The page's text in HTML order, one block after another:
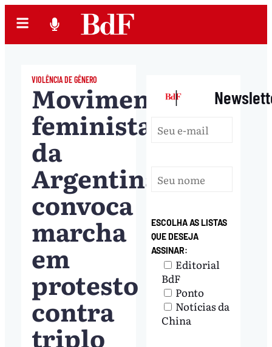
VIOLÊNCIA DE GÊNERO
Movimento
feminista
da
Argentina
convoca
marcha
em
protesto
contra
triplo
|
ESCOLHA AS LISTAS
QUE DESEJA
ASSINAR:
Editorial
BdF
Ponto
Notícias da
China